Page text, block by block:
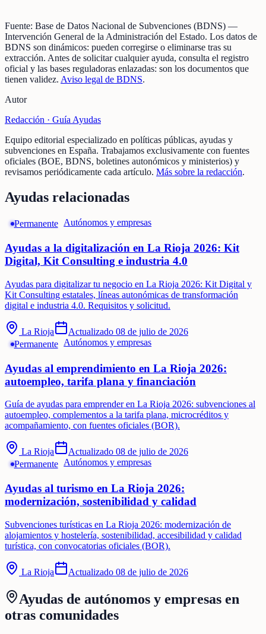
Fuente: Base de Datos Nacional de Subvenciones (BDNS) —
Intervención General de la Administración del Estado. Los datos de
BDNS son dinámicos: pueden corregirse o eliminarse tras su
extracción. Antes de solicitar cualquier ayuda, consulta el registro
oficial y las bases reguladoras enlazadas: son los documentos que
tienen validez. Aviso legal de BDNS.
Autor
Redacción · Guía Ayudas
Equipo editorial especializado en políticas públicas, ayudas y
subvenciones en España. Trabajamos exclusivamente con fuentes
oficiales (BOE, BDNS, boletines autonómicos y ministerios) y
revisamos periódicamente cada artículo. Más sobre la redacción.
Ayudas relacionadas
Permanente Autónomos y empresas
Ayudas a la digitalización en La Rioja 2026: Kit
Digital, Kit Consulting e industria 4.0
Ayudas para digitalizar tu negocio en La Rioja 2026: Kit Digital y
Kit Consulting estatales, líneas autonómicas de transformación
digital e industria 4.0. Requisitos y solicitud.
La Rioja Actualizado 08 de julio de 2026
Permanente Autónomos y empresas
Ayudas al emprendimiento en La Rioja 2026:
autoempleo, tarifa plana y financiación
Guía de ayudas para emprender en La Rioja 2026: subvenciones al
autoempleo, complementos a la tarifa plana, microcréditos y
acompañamiento, con fuentes oficiales (BOR).
La Rioja Actualizado 08 de julio de 2026
Permanente Autónomos y empresas
Ayudas al turismo en La Rioja 2026:
modernización, sostenibilidad y calidad
Subvenciones turísticas en La Rioja 2026: modernización de
alojamientos y hostelería, sostenibilidad, accesibilidad y calidad
turística, con convocatorias oficiales (BOR).
La Rioja Actualizado 08 de julio de 2026
Ayudas de autónomos y empresas en
otras comunidades